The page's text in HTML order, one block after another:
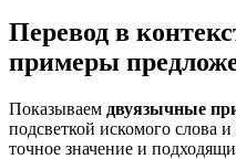
Перевод в
примеры
Показываем двуязычные
подсветкой искомого слова
точное значение и